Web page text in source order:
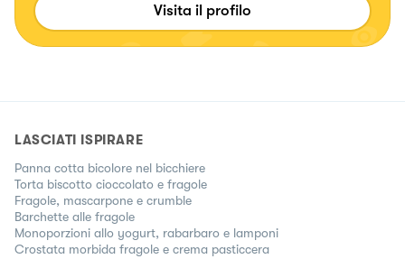
Visita il profilo
LASCIATI ISPIRARE
Panna cotta bicolore nel bicchiere
Torta biscotto cioccolato e fragole
Fragole, mascarpone e crumble
Barchette alle fragole
Monoporzioni allo yogurt, rabarbaro e lamponi
Crostata morbida fragole e crema pasticcera